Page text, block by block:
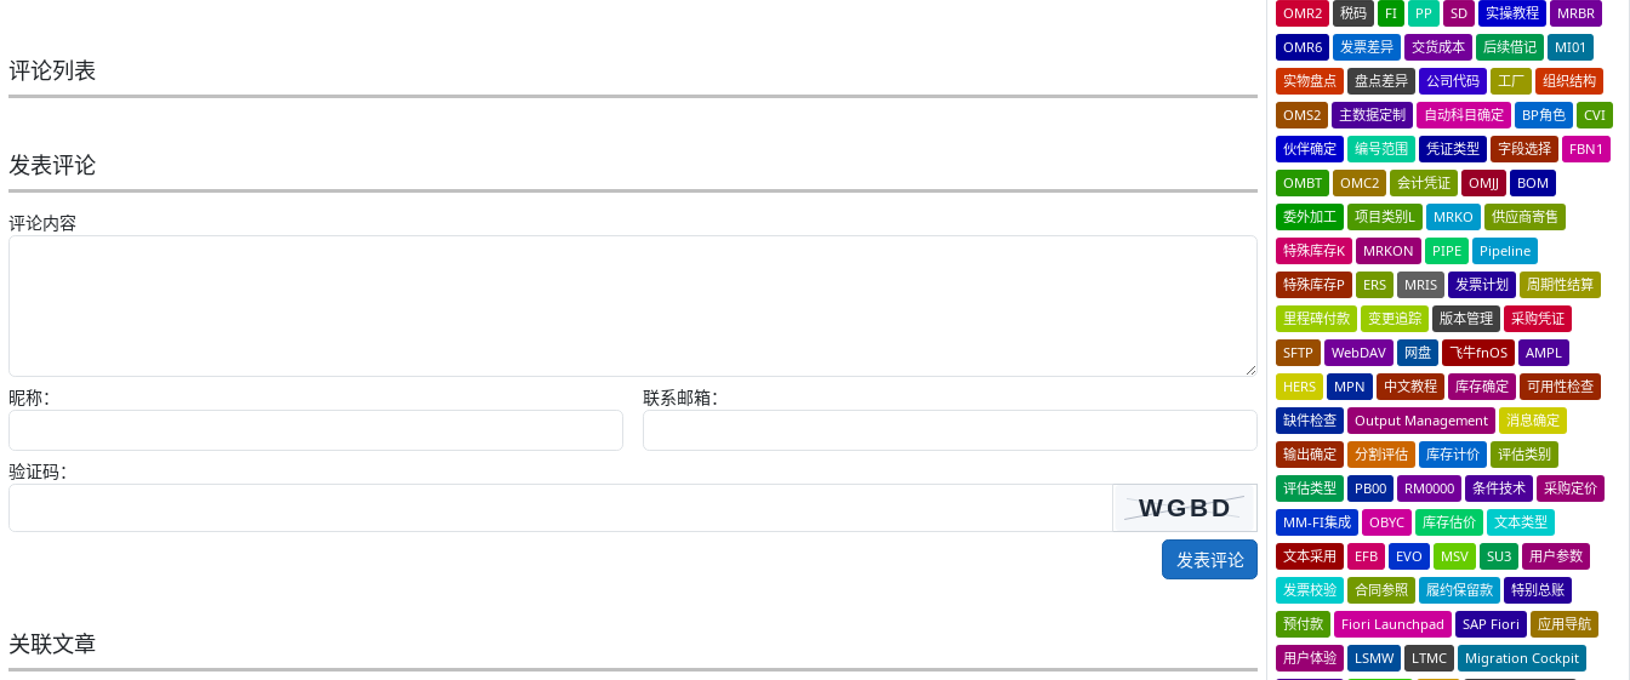
评论列表
发表评论
评论内容
昵称： 联系邮箱：
验证码：
发表评论
关联文章
OMR2
税码 FI PP SD 实操教程
MRBR
OMR6
发票差异 交货成本 后续借记
MI01
实物盘点
盘点差异 公司代码 工厂
组织结构
OMS2
主数据定制 自动科目确定 BP角色
CVI
伙伴确定
编号范围 凭证类型 字段选择
FBN1
OMBT
OMC2 会计凭证 OMJJ
BOM
委外加工
项目类别L MRKO
供应商寄售
特殊库存K
MRKON PIPE
Pipeline
特殊库存P
ERS MRIS 发票计划
周期性结算
里程碑付款
变更追踪 版本管理
采购凭证
SFTP
WebDAV 网盘 飞牛fnOS
AMPL
HERS
MPN 中文教程 库存确定
可用性检查
缺件检查
Output Management
消息确定
输出确定
分割评估 库存计价
评估类别
评估类型
PB00 RM0000 条件技术
采购定价
MM-FI集成
OBYC 库存估价
文本类型
文本采用
EFB EVO MSV SU3
用户参数
发票校验
合同参照 履约保留款
特别总账
预付款
Fiori Launchpad SAP Fiori
应用导航
用户体验
LSMW LTMC
Migration Cockpit